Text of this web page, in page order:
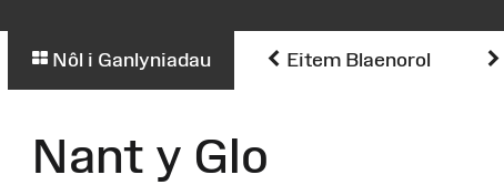
Nôl i Ganlyniadau Eitem Blaenorol
Nant y Glo